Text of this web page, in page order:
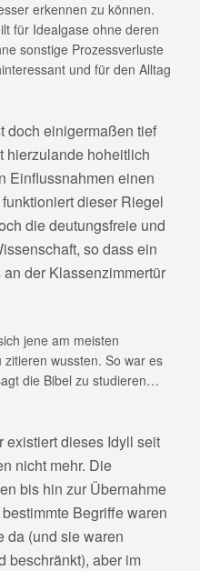
erkennen zu können.
für Idealgase ohne deren
sonstige Prozessverluste
und für den Alltag
doch einigermaßen tief
hierzulande hoheitlich
Einflussnahmen einen
dieser Riegel
die deutungsfreie und
so dass ein
an der Klassenzimmertür
jene am meisten
wussten. So war es
die Bibel zu studieren…
dieses Idyll seit
nicht mehr. Die
bis hin zur Übernahme
Begriffe waren
da (und sie waren
beschränkt), aber im